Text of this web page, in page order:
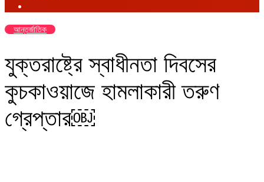
আন্তর্জাতিক
যুক্তরাষ্ট্রে স্বাধীনতা দিবসের
কুচকাওয়াজে হামলাকারী তরুণ
গ্রেপ্তার￼